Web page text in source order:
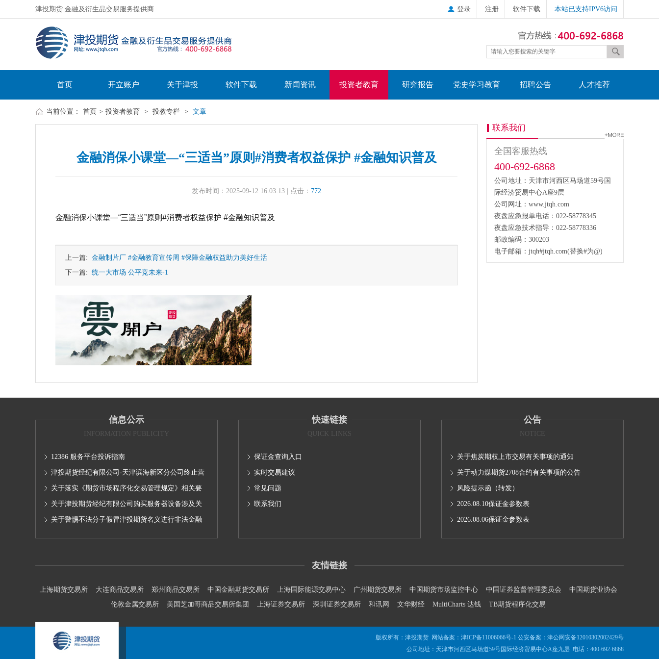
津投期货 金融及衍生品交易服务提供商 登录 注册 软件下载 本站已支持IPV6访问
首页 开立账户 关于津投 软件下载 新闻资讯 投资者教育 研究报告 党史学习教育 招聘公告 人才推荐
当前位置： 首页 > 投资者教育 > 投教专栏 > 文章
金融消保小课堂—“三适当”原则#消费者权益保护 #金融知识普及
发布时间：2025-09-12 16:03:13 | 点击： 772
金融消保小课堂—“三适当”原则#消费者权益保护 #金融知识普及
上一篇: 金融制片厂 #金融教育宣传周 #保障金融权益助力美好生活
下一篇: 统一大市场 公平竞未来-1
联系我们
全国客服热线
400-692-6868
公司地址：天津市河西区马场道59号国
际经济贸易中心A座9层
公司网址：www.jtqh.com
夜盘应急报单电话：022-58778345
夜盘应急技术指导：022-58778336
邮政编码：300203
电子邮箱：jtqh#jtqh.com(替换#为@)
信息公示
INFORMATION PUBLICITY
12386 服务平台投诉指南
津投期货经纪有限公司-天津滨海新区分公司终止营
业的公告
关于落实《期货市场程序化交易管理规定》相关要
求,无限易终端版本调整及客户通知
关于津投期货经纪有限公司购买服务器设备涉及关
联交易情况的公示
关于警惕不法分子假冒津投期货名义进行非法金融
快速链接
QUICK LINKS
保证金查询入口
实时交易建议
常见问题
联系我们
公告
NOTICE
关于焦炭期权上市交易有关事项的通知
关于动力煤期货2708合约有关事项的公告
风险提示函（转发）
2026.08.10保证金参数表
2026.08.06保证金参数表
友情链接
上海期货交易所 大连商品交易所 郑州商品交易所 中国金融期货交易所 上海国际能源交易中心 广州期货交易所 中国期货市场监控中心 中国证券监督管理委员会
中国期货业协会
伦敦金属交易所
美国芝加哥商品交易所集团 上海证券交易所 深圳证券交易所 和讯网 文华财经 MultiCharts 达钱 TB期货程序化交易
版权所有：津投期货 网站备案： 津ICP备11006066号-1 公安备案： 津公网安备12010302002429号
公司地址：天津市河西区马场道59号国际经济贸易中心A座九层 电话：400-692-6868